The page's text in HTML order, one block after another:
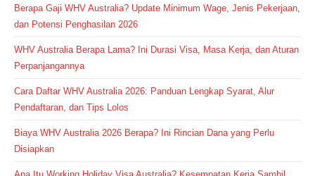
Berapa Gaji WHV Australia? Update Minimum Wage, Jenis Pekerjaan,
dan Potensi Penghasilan 2026
WHV Australia Berapa Lama? Ini Durasi Visa, Masa Kerja, dan Aturan
Perpanjangannya
Cara Daftar WHV Australia 2026: Panduan Lengkap Syarat, Alur
Pendaftaran, dan Tips Lolos
Biaya WHV Australia 2026 Berapa? Ini Rincian Dana yang Perlu
Disiapkan